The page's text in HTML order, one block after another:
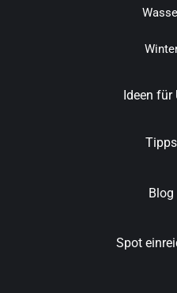
Ideen für
Tipps
Blog
Spot